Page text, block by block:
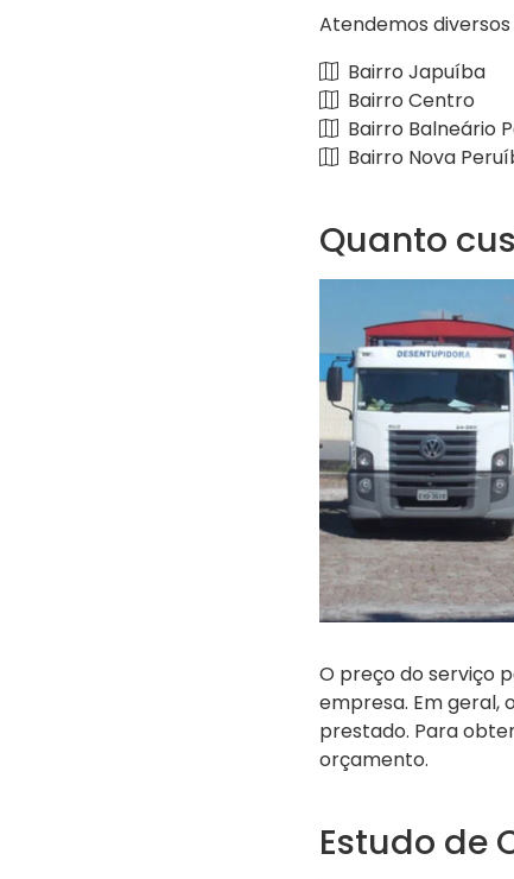
Atendemos
Bairro Japuíba
Bairro Centro
Bairro Balneário
Bairro Nova
Quanto
O preço do serviço
empresa. Em geral,
prestado. Para
orçamento.
Estudo de